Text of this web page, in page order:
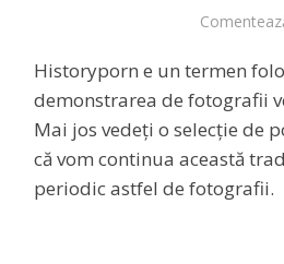
Historyporn e un termen
demonstrarea de fotografii
Mai jos vedeți o selecție de
că vom continua această
periodic astfel de fotografii.